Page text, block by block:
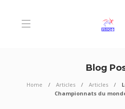
Blog
Home Articles Articles
Championnats du